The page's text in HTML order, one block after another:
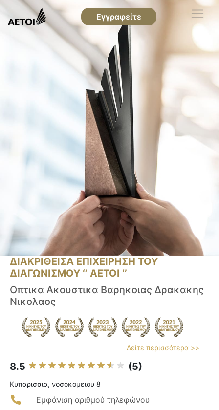
Εγγραφείτε
ΔΙΑΚΡΙΘΕΙΣΑ ΕΠΙΧΕΙΡΗΣΗ ΤΟΥ
ΔΙΑΓΩΝΙΣΜΟΥ ‘’ ΑΕΤΟΙ ‘’
Οπτικα Ακουστικα Βαρηκοιας Δρακακης
Νικολαος
Δείτε περισσότερα >>
8.5 (5)
Κυπαρισσια, νοσοκομειου 8
Εμφάνιση αριθμού τηλεφώνου